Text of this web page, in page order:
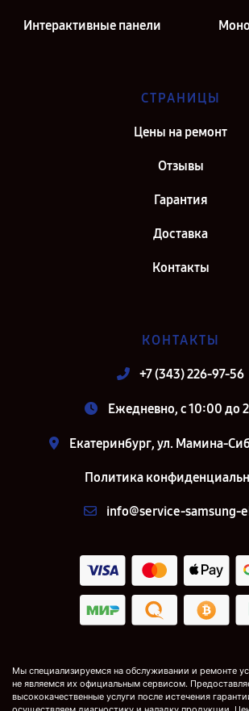
Интерактивные панели
СТРАНИЦЫ
Цены на ремонт
Отзывы
Гарантия
Доставка
Контакты
КОНТАКТЫ
+7 (343) 226-97-56
Ежедневно, с 10:00 до
Екатеринбург, ул. Мамина-
Политика
info@service-samsung-
Мы специализируемся на обслуживании и ремонте
не являемся их официальным сервисом.
высококачественные услуги после истечения